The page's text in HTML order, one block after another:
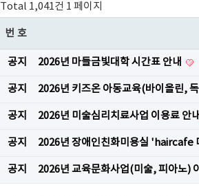
Total 1,041건 1 페이지
번호
공지 2026년 마들금빛대학 시간표 안내
공지 2026년 키즈온 아동교육(바이올린,
공지 2026년 미술심리치료사업 이용료 안내
공지 2026년 장애인친화미용실 'haircafe
공지 2026년 교육문화사업(미술, 피아노)